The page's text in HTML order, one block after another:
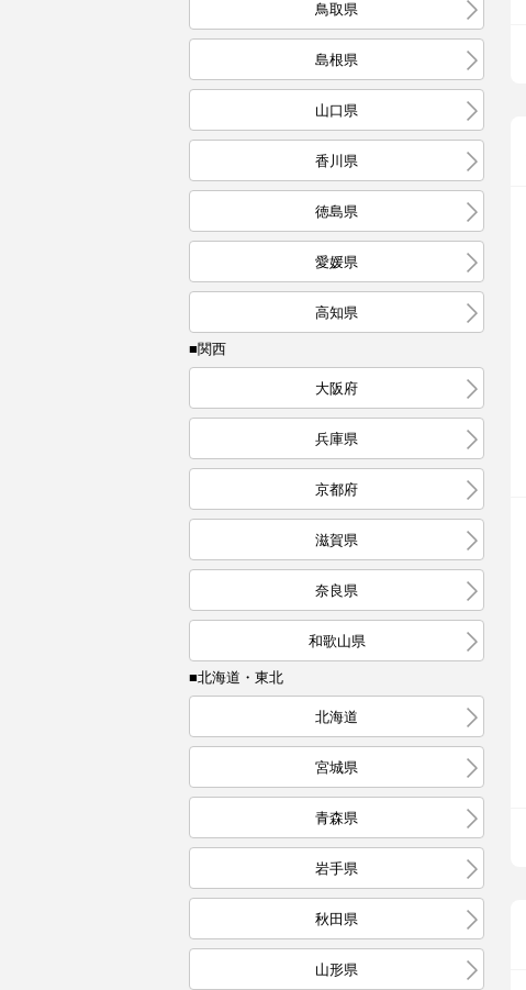
鳥取県
島根県
山口県
香川県
徳島県
愛媛県
高知県
■関西
大阪府
兵庫県
京都府
滋賀県
奈良県
和歌山県
■北海道・東北
北海道
宮城県
青森県
岩手県
秋田県
山形県